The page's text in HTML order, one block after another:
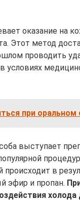
оказание на
Этот метод
проводить
при оральном
выступает
в
эфир и пропан.
холода